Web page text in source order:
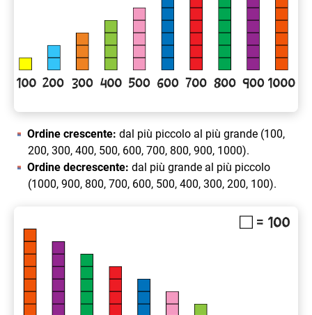
Ordine crescente: dal più piccolo al più grande (100,
200, 300, 400, 500, 600, 700, 800, 900, 1000).
Ordine decrescente: dal più grande al più piccolo
(1000, 900, 800, 700, 600, 500, 400, 300, 200, 100).